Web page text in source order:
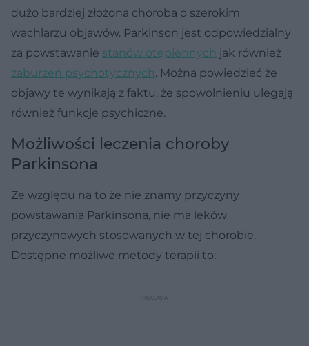
dużo bardziej złożona choroba o szerokim
wachlarzu objawów. Parkinson jest odpowiedzialny
za powstawanie stanów otępiennych jak również
zaburzeń psychotycznych. Można powiedzieć że
objawy te wynikają z faktu, że spowolnieniu ulegają
również funkcje psychiczne.
Możliwości leczenia choroby
Parkinsona
Ze względu na to że nie znamy przyczyny
powstawania Parkinsona, nie ma leków
przyczynowych stosowanych w tej chorobie.
Dostępne możliwe metody terapii to: